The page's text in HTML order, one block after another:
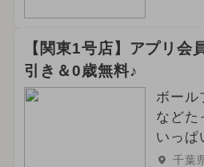
【関東1号店】アプリ会
引き＆0歳無料♪
ボール
などた
いっ
千葉